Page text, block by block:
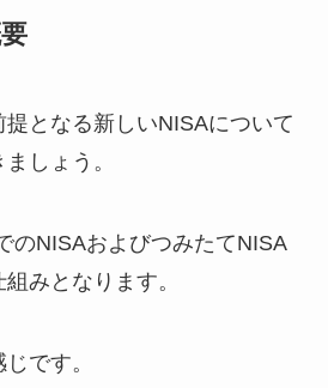
となる新しいNISAについて
しょう。
のNISAおよびつみたてNISA
みとなります。
です。